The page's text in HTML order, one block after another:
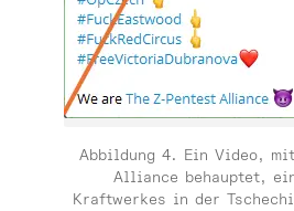
Abbildung 4. Ein Video,
Alliance behauptet,
Kraftwerkes in der